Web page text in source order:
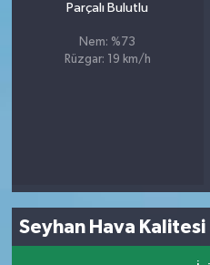
Parçalı Bulutlu
Nem: %73
Rüzgar: 19 km/h
Seyhan Hava Kalitesi